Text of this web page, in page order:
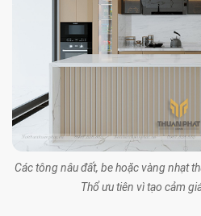
Các tông nâu đất, be hoặc vàng nhạt
Thổ ưu tiên vì tạo cảm